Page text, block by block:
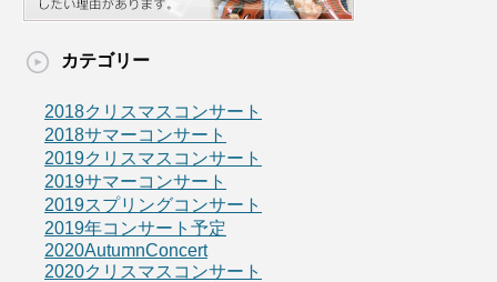
カテゴリー
2018クリスマスコンサート
2018サマーコンサート
2019クリスマスコンサート
2019サマーコンサート
2019スプリングコンサート
2019年コンサート予定
2020AutumnConcert
2020クリスマスコンサート